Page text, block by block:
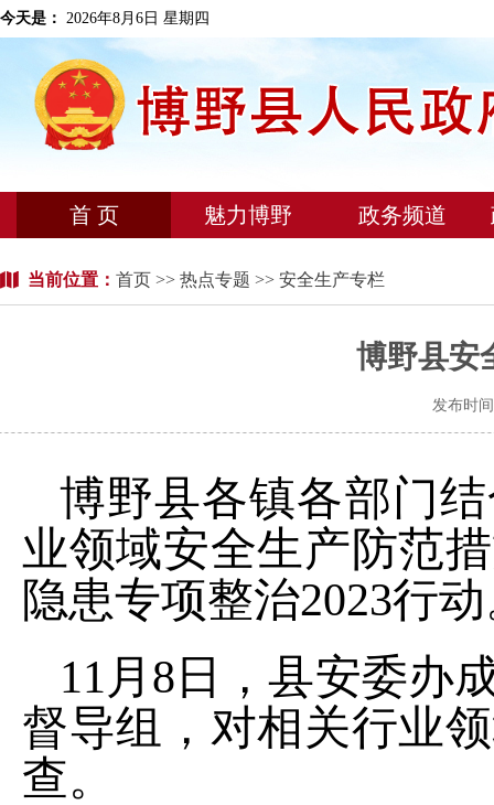
今天是： 2026年8月6日 星期四
首 页 魅力博野 政务频道
当前位置： 首页 >> 热点专题 >> 安全生产专栏
博野县安
发布时
博野县各镇各部门结
业领域安全生产防范
隐患专项整治2023行
11月8日，县安委办
督导组，对相关行业
查。